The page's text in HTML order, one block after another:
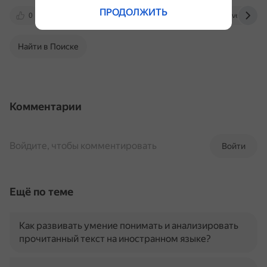
0 oaji.net mgpu-media.ru slovesnik.org
Найти в Поиске
Комментарии
Войти
Войдите, чтобы комментировать
Ещё по теме
Как развивать умение понимать и анализировать
прочитанный текст на иностранном языке?
ПРОДОЛЖИТЬ